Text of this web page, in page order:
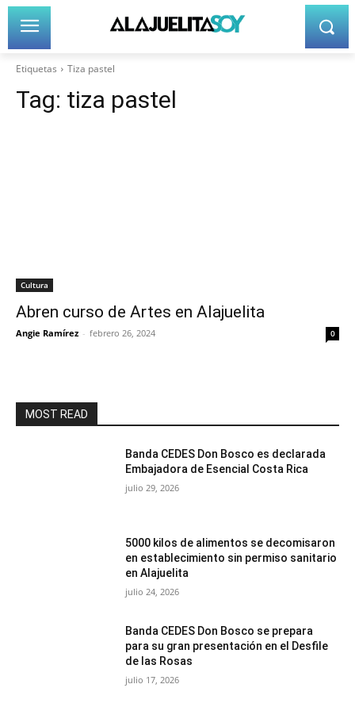
Etiquetas Tiza pastel
Tag: tiza pastel
Cultura
Abren curso de Artes en Alajuelita
Angie Ramírez - febrero 26, 2024 0
MOST READ
Banda CEDES Don Bosco es declarada
Embajadora de Esencial Costa Rica
julio 29, 2026
5000 kilos de alimentos se decomisaron
en establecimiento sin permiso sanitario
en Alajuelita
julio 24, 2026
Banda CEDES Don Bosco se prepara
para su gran presentación en el Desfile
de las Rosas
julio 17, 2026